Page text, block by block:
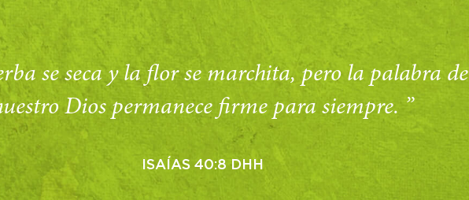
se seca y la flor se marchita, pero la palabra de
Dios permanece firme para siempre. ”
ISAÍAS 40:8 DHH